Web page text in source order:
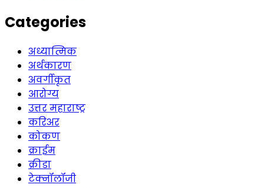
Categories
अध्यात्मिक
अर्थकारण
अवर्गीकृत
आरोग्य
उत्तर महाराष्ट्र
करिअर
कोकण
क्राईम
क्रीडा
टेक्नॉलॉजी